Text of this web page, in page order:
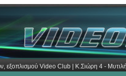
εξοπλισμού Video Club | Κ.Σιώρη 4 -